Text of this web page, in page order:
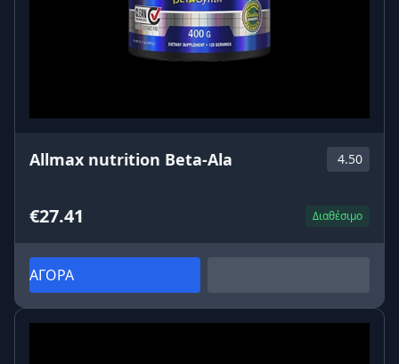
Allmax nutrition Beta-Ala 4.50
€27.41 Διαθέσιμο
ΑΓΟΡΑ